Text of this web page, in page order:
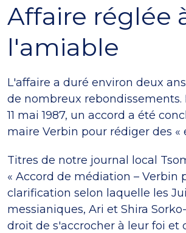
Affaire réglée
l'amiable
L'affaire a duré environ deux
de nombreux rebondissements.
11 mai 1987, un accord a été
maire Verbin pour rédiger des «
Titres de notre journal local
« Accord de médiation – Verbin
clarification selon laquelle les
messianiques, Ari et Shira
droit de s'accrocher à leur foi et